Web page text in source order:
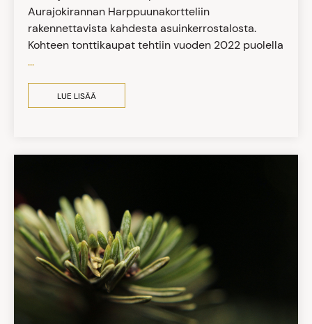
Aurajokirannan Harppuunakortteliin
rakennettavista kahdesta asuinkerrostalosta.
Kohteen tonttikaupat tehtiin vuoden 2022 puolella
...
LUE LISÄÄ